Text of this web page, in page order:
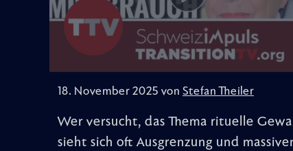
18. November 2025 von Stefan Theiler
Wer versucht, das Thema rituelle
sieht sich oft Ausgrenzung und